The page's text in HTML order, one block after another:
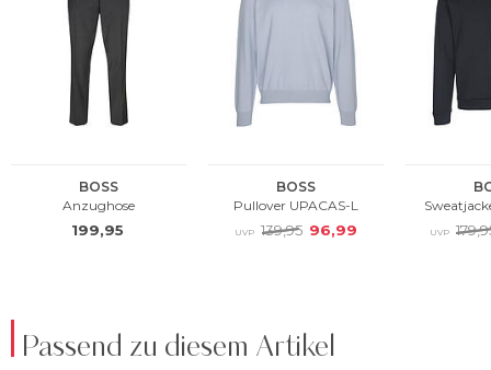
Passend zu diesem Artikel